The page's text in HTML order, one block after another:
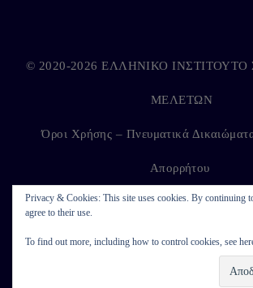
Privacy & Cookies: This site uses cookies. By continuing
agree to their use.
To find out more, including how to control cookies, see
© 2020-2026 ΕΛΛΗΝΙΚΟ
ΜΕΛΕΤΩΝ
Όροι Χρήσης – Πνευματικά
Απορρήτου
Developed by